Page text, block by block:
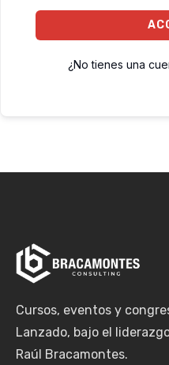
¿No tienes una
Cursos, eventos y
Lanzado, bajo el
Raúl Bracamontes.